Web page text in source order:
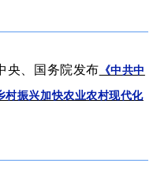
央、国务院发布 《中共中
村振兴加快农业农村现代化